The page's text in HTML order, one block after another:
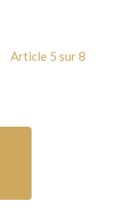
Article 5 sur 8